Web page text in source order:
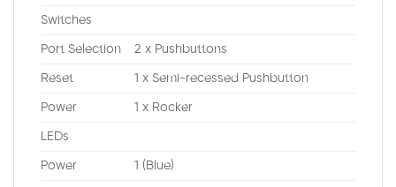
Switches
Port Selection 2 x Pushbuttons
Reset 1 x Semi-recessed Pushbutton
Power 1 x Rocker
LEDs
Power 1 (Blue)